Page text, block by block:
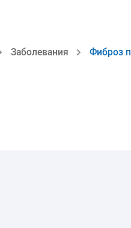
Заболевания Фиброз